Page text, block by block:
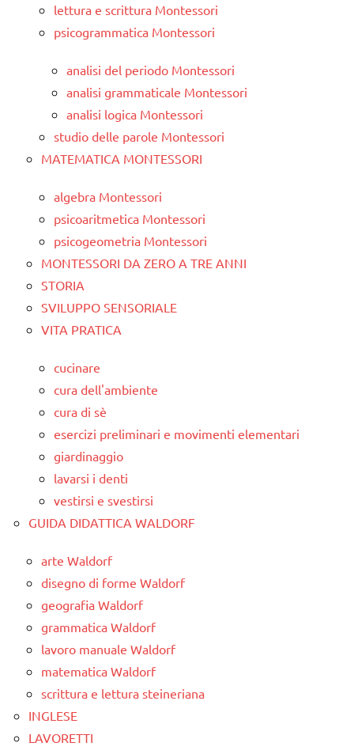
lettura e scrittura Montessori
psicogrammatica Montessori
analisi del periodo Montessori
analisi grammaticale Montessori
analisi logica Montessori
studio delle parole Montessori
MATEMATICA MONTESSORI
algebra Montessori
psicoaritmetica Montessori
psicogeometria Montessori
MONTESSORI DA ZERO A TRE ANNI
STORIA
SVILUPPO SENSORIALE
VITA PRATICA
cucinare
cura dell'ambiente
cura di sè
esercizi preliminari e movimenti elementari
giardinaggio
lavarsi i denti
vestirsi e svestirsi
GUIDA DIDATTICA WALDORF
arte Waldorf
disegno di forme Waldorf
geografia Waldorf
grammatica Waldorf
lavoro manuale Waldorf
matematica Waldorf
scrittura e lettura steineriana
INGLESE
LAVORETTI